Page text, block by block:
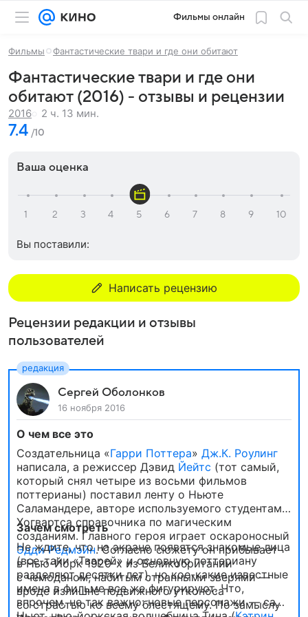
Фильмы онлайн
Фильмы Фантастические твари и где они обитают
Фантастические твари и где они
обитают (2016) - отзывы и рецензии
2016 2 ч. 13 мин.
7.4 /10
Ваша оценка
Вы поставили:
Написать рецензию
Рецензии редакции и отзывы
пользователей
Сергей Оболонков
16 ноября 2016
О чем все это
Создательница «Гарри Поттера» Дж.К. Роулинг
написала, а режиссер Дэвид Йейтс (тот самый,
который снял четыре из восьми фильмов
поттерианы) поставил ленту о Ньюте
Саламандере, авторе используемого студентами
Хогвартса справочника по магическим
созданиям. Главного героя играет оскароносный
Эдди Редмэйн. Согласно сюжету он прибывает
в Нью-Йорк 1920-х из Великобритании
с чемоданом, набитым странными зверями —
вроде излишне подвижного утконоса
со страстью ко всему блестящему. По замыслу
Зачем смотреть
Не ждите, что на экране появятся знакомые лица
(все-таки «Тварей» и основную поттериану
разделяют десятки лет), но кое-какие известные
имена в фильме все же фигурируют. Что,
впрочем, не так важно: новые персонажи — сам